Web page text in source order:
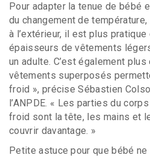
Pour adapter la tenue de bébé
du changement de
à l’extérieur, il est plus
épaisseurs de vêtements
un adulte. C’est également
vêtements superposés
froid », précise Sébastien
l’ANPDE. « Les parties du
froid sont la tête, les mains et
couvrir davantage. »
Petite astuce pour que bébé